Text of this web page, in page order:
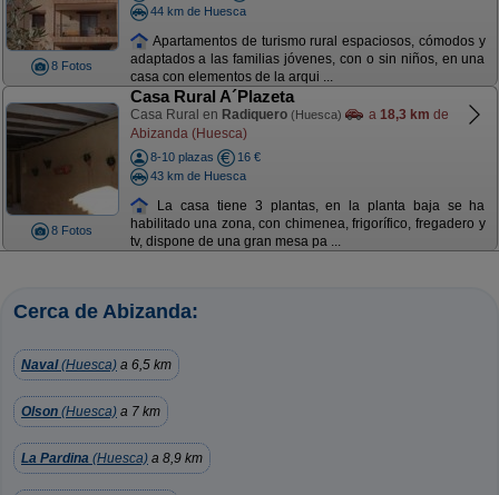
8 Fotos
44 km de Huesca
Apartamentos de turismo rural espaciosos, cómodos y
adaptados a las familias jóvenes, con o sin niños, en una
casa con elementos de la arqui ...
8 Fotos
Casa Rural A´Plazeta
Casa Rural en Radiquero (Huesca) a 18,3 km de
Abizanda (Huesca)
8-10 plazas
16 €
43 km de Huesca
La casa tiene 3 plantas, en la planta baja se ha
habilitado una zona, con chimenea, frigorífico, fregadero y
tv, dispone de una gran mesa pa ...
Cerca de Abizanda:
Naval(Huesca) a 6,5 km
Olson (Huesca) a 7 km
La Pardina (Huesca) a 8,9 km